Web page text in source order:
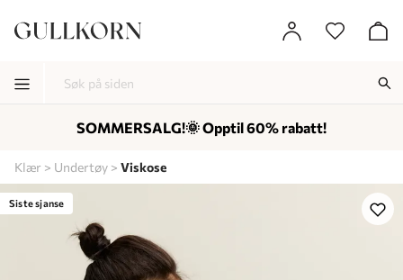
Lagt i kurven, utmerket valg! Til kassen
Klær Undertøy Viskose
Siste sjanse
SOMMERSALG!🌞 Opptil 60% rabatt!
-
-
-